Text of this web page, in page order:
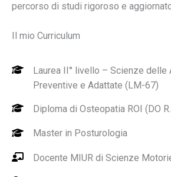
percorso di studi rigoroso e
Il mio Curriculum
Laurea II° livello – Scienze
Preventive e Adattate (LM-67)
Diploma di Osteopatia ROI (DO
Master in Posturologia
Docente MIUR di Scienze